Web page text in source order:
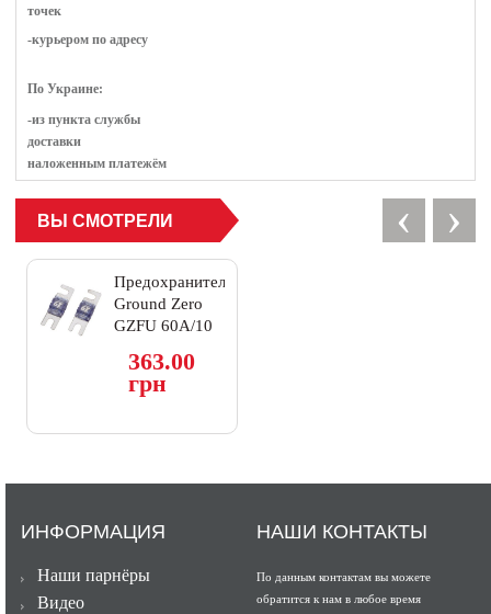
точек
-курьером по адресу
По Украине:
-из пункта службы
доставки
наложенным платежём
ВЫ СМОТРЕЛИ ‹ ›
Предохранитель
Ground Zero
GZFU 60A/10
363.00
грн
ИНФОРМАЦИЯ
Наши парнёры
Видео
НАШИ КОНТАКТЫ
По данным контактам вы можете
обратится к нам в любое время